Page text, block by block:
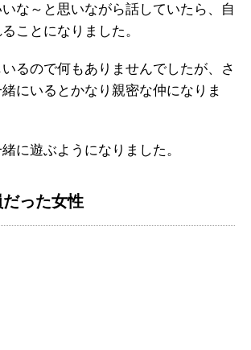
な～と思いながら話していたら、自
ことになりました。
るので何もありませんでしたが、さ
にいるとかなり親密な仲になりま
に遊ぶようになりました。
った女性